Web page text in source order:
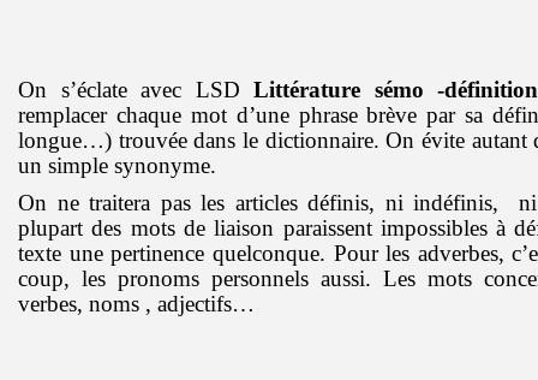
On s’éclate avec LSDLittérature sémo -
remplacer chaque mot d’une phrase brève par sa
longue…) trouvée dans le dictionnaire. On évite autant
un simple synonyme.
On ne traitera pas les articles définis, ni indéfinis,
plupart des mots de liaison paraissent impossibles à
texte une pertinence quelconque. Pour les adverbes,
coup, les pronoms personnels aussi. Les mots
verbes, noms , adjectifs…